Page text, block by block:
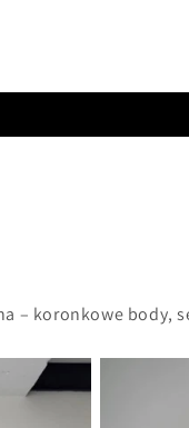
– koronkowe body,